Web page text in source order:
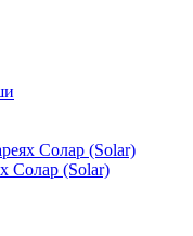
Солар (Solar)
Солар (Solar)